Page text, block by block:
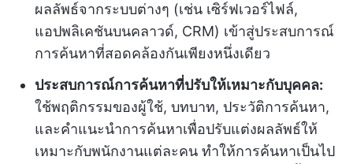
ผลลัพธ์จากระบบต่างๆ (เช่น เซิร์ฟเวอร์ไฟล์,
แอปพลิเคชันบนคลาวด์, CRM) เข้าสู่ประสบการณ์
การค้นหาที่สอดคล้องกันเพียงหนึ่งเดียว
ประสบการณ์การค้นหาที่ปรับให้เหมาะกับบุคคล:
ใช้พฤติกรรมของผู้ใช้, บทบาท, ประวัติการค้นหา,
และคำแนะนำการค้นหาเพื่อปรับแต่งผลลัพธ์ให้
เหมาะกับพนักงานแต่ละคน ทำให้การค้นหาเป็นไป